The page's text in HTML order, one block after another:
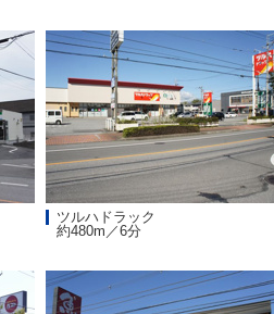
ツルハドラック
約480m／6分